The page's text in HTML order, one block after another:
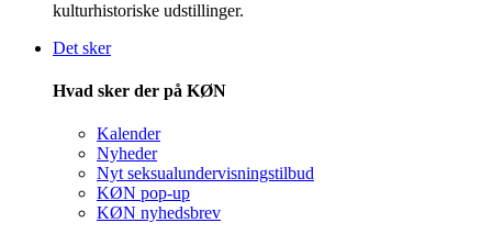
kulturhistoriske udstillinger.
Det sker
Hvad sker der på KØN
Kalender
Nyheder
Nyt seksualundervisningstilbud
KØN pop-up
KØN nyhedsbrev